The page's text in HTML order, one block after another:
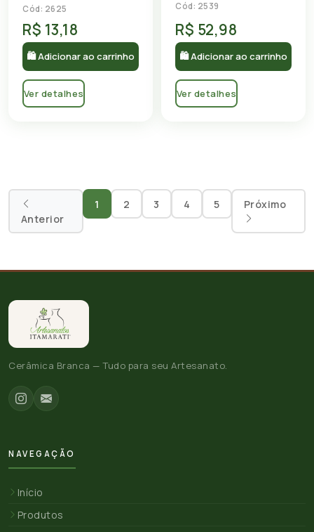
Cód: 2625
R$ 13,18
🛍 Adicionar ao carrinho
Ver detalhes
Cód: 2539
R$ 52,98
🛍 Adicionar ao carrinho
Ver detalhes
Anterior
1 2 3 4 5 Próximo
Cerâmica Branca — Tudo para seu Artesanato.
NAVEGAÇÃO
Início
Produtos